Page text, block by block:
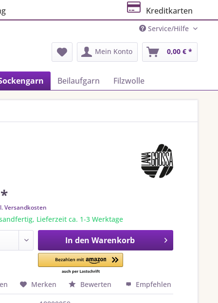
Kreditkarten
Service/Hilfe
Mein Konto 0,00 € *
Beilaufgarn Filzwolle
Versandkosten
Lieferzeit ca. 1-3 Werktage
In den Warenkorb
Merken Bewerten Empfehlen